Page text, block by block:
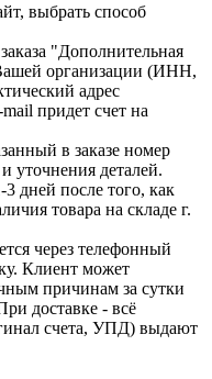
выбрать способ
"Дополнительная
организации (ИНН,
адрес
придет счет на
в заказе номер
уточнения деталей.
дней после того, как
товара на складе г.
через телефонный
Клиент может
причинам за сутки
доставке - всё
счета, УПД) выдают